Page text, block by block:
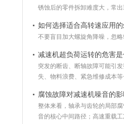
锈蚀后的零件拆卸难度大，常
如何选择适合高转速应用
不要盲目加大螺旋角降噪，忽
减速机超负荷运转的危害
突发的断齿、断轴故障可能引
失、物料浪费、紧急维修成本
腐蚀故障对减速机噪音的
整体来看，轴承与齿轮的局部
音的核心中间路径；高速重载